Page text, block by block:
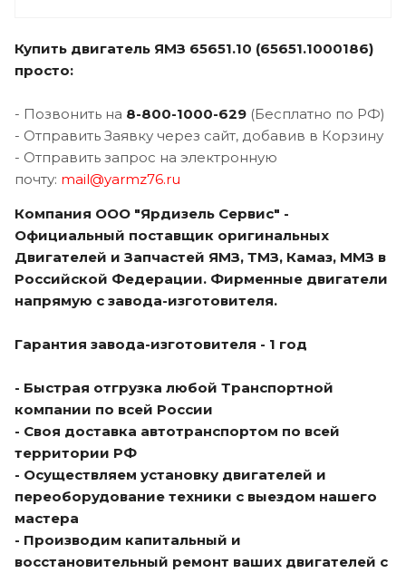
Купить двигатель ЯМЗ 65651.10 (65651.1000186)
просто:
- Позвонить на 8-800-1000-629 (Бесплатно по РФ)
- Отправить Заявку через сайт, добавив в Корзину
- Отправить запрос на электронную
почту: mail@yarmz76.ru
Компания ООО "Ярдизель Сервис" -
Официальный поставщик оригинальных
Двигателей и Запчастей ЯМЗ, ТМЗ, Камаз, ММЗ в
Российской Федерации. Фирменные двигатели
напрямую с завода-изготовителя.
Гарантия завода-изготовителя - 1 год
- Быстрая отгрузка любой Транспортной
компании по всей России
- Своя доставка автотранспортом по всей
территории РФ
- Осуществляем установку двигателей и
переоборудование техники с выездом нашего
мастера
- Производим капитальный и
восстановительный ремонт ваших двигателей с